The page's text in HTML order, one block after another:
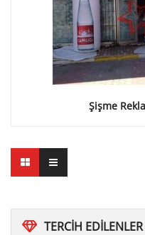
TERCIH EDILENLER
Şişme